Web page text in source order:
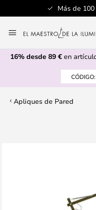
Más de
al
contenido
16% desde 89 € en
CÓDIGO:
Apliques de Pared